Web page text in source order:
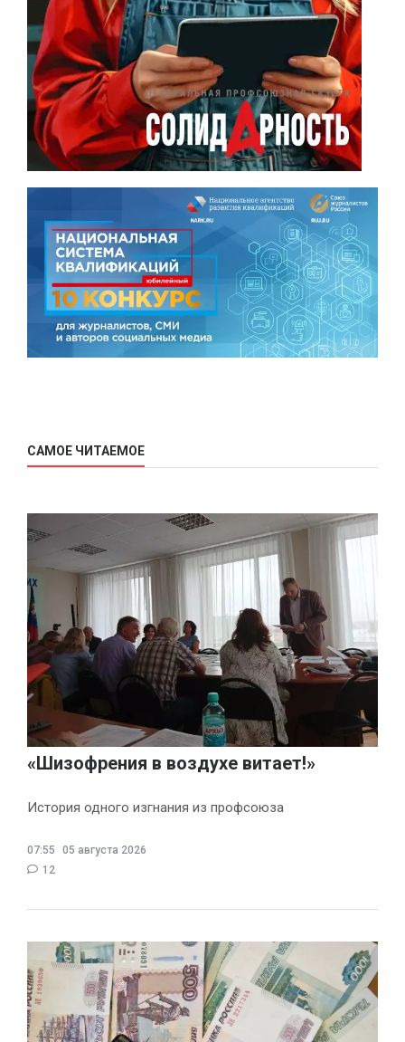
САМОЕ ЧИТАЕМОЕ
«Шизофрения в воздухе витает!»
История одного изгнания из профсоюза
07:55
05 августа 2026
12